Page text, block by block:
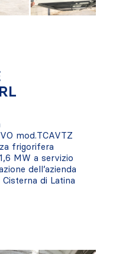
mod.TCAVTZ
frigorifera
MW a servizio
dell’azienda
di Latina